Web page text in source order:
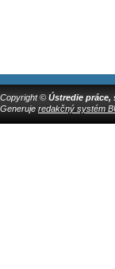
Copyright © Ústredie práce,
Generuje redakčný systém